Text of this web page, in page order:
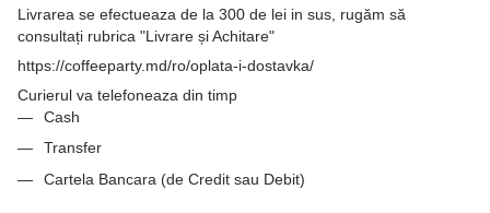
Livrarea se efectueaza de la 300 de lei in sus, rugăm să
consultați rubrica "Livrare și Achitare"
https://coffeeparty.md/ro/oplata-i-dostavka/
Curierul va telefoneaza din timp
Cash
Transfer
Cartela Bancara (de Credit sau Debit)